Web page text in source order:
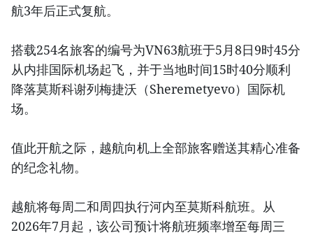
航3年后正式复航。
搭载254名旅客的编号为VN63航班于5月8日9时45分
从内排国际机场起飞，并于当地时间15时40分顺利
降落莫斯科谢列梅捷沃（Sheremetyevo）国际机
场。
值此开航之际，越航向机上全部旅客赠送其精心准备
的纪念礼物。
越航将每周二和周四执行河内至莫斯科航班。从
2026年7月起，该公司预计将航班频率增至每周三